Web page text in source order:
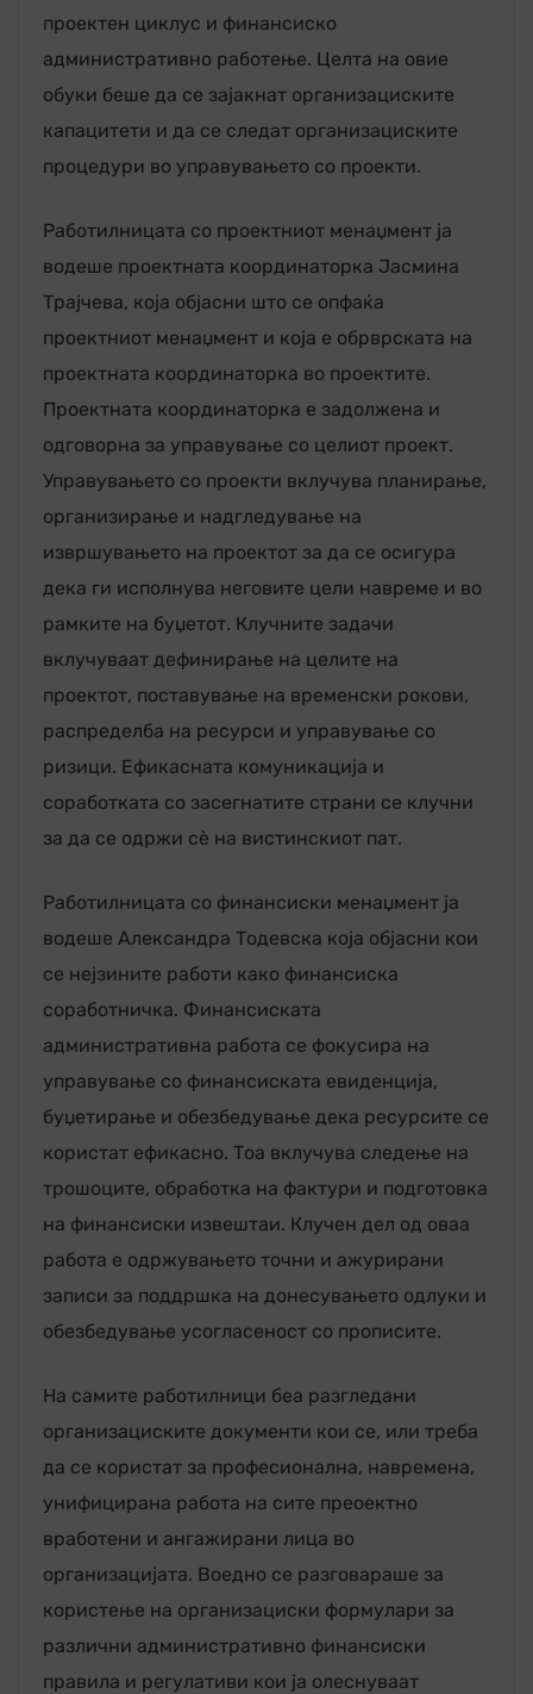
проектен циклус и финансиско
административно работење. Целта на овие
обуки беше да се зајакнат организациските
капацитети и да се следат организациските
процедури во управувањето со проекти.
Работилницата со проектниот менаџмент ја
водеше проектната координаторка Јасмина
Трајчева, која објасни што се опфаќа
проектниот менаџмент и која е обрврската на
проектната координаторка во проектите.
Проектната координаторка е задолжена и
одговорна за управување со целиот проект.
Управувањето со проекти вклучува планирање,
организирање и надгледување на
извршувањето на проектот за да се осигура
дека ги исполнува неговите цели навреме и во
рамките на буџетот. Клучните задачи
вклучуваат дефинирање на целите на
проектот, поставување на временски рокови,
распределба на ресурси и управување со
ризици. Ефикасната комуникација и
соработката со засегнатите страни се клучни
за да се одржи сè на вистинскиот пат.
Работилницата со финансиски менаџмент ја
водеше Александра Тодевска која објасни кои
се нејзините работи како финансиска
соработничка. Финансиската
административна работа се фокусира на
управување со финансиската евиденција,
буџетирање и обезбедување дека ресурсите се
користат ефикасно. Тоа вклучува следење на
трошоците, обработка на фактури и подготовка
на финансиски извештаи. Клучен дел од оваа
работа е одржувањето точни и ажурирани
записи за поддршка на донесувањето одлуки и
обезбедување усогласеност со прописите.
На самите работилници беа разгледани
организациските документи кои се, или треба
да се користат за професионална, навремена,
унифицирана работа на сите преоектно
вработени и ангажирани лица во
организацијата. Воедно се разговараше за
користење на организациски формулари за
различни административно финансиски
правила и регулативи кои ја олеснуваат